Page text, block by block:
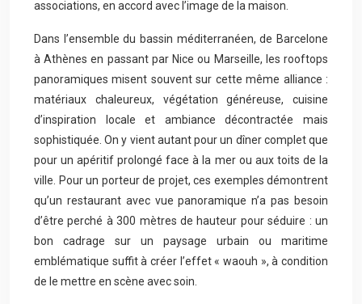
associations, en accord avec l’image de la maison.
Dans l’ensemble du bassin méditerranéen, de Barcelone
à Athènes en passant par Nice ou Marseille, les rooftops
panoramiques misent souvent sur cette même alliance :
matériaux chaleureux, végétation généreuse, cuisine
d’inspiration locale et ambiance décontractée mais
sophistiquée. On y vient autant pour un dîner complet que
pour un apéritif prolongé face à la mer ou aux toits de la
ville. Pour un porteur de projet, ces exemples démontrent
qu’un restaurant avec vue panoramique n’a pas besoin
d’être perché à 300 mètres de hauteur pour séduire : un
bon cadrage sur un paysage urbain ou maritime
emblématique suffit à créer l’effet « waouh », à condition
de le mettre en scène avec soin.